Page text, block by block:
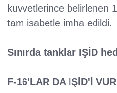
kuvvetlerince belirlenen
tam isabetle imha edildi.
Sınırda tanklar IŞİD
F-16'LAR DA IŞİD'İ